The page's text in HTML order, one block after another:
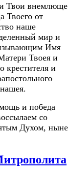
Твои внемлюще
Твоего от
наше
мир и
Имя
Твоея и
крестителя и
и победа
со
Духом, ныне